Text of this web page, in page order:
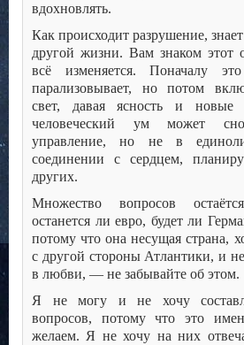
вдохновлять.
Как происходит разрушение,
другой жизни. Вам знаком этот
всё изменяется. Поначалу
парализовывает, но потом
свет, давая ясность и
человеческий ум может
управление, но не в
соединении с сердцем,
других.
Множество вопросов
останется ли евро, будет ли
потому что она несущая страна,
с другой стороны Атлантики, и
в любви, — не забывайте об этом.
Я не могу и не хочу
вопросов, потому что это
желаем. Я не хочу на них